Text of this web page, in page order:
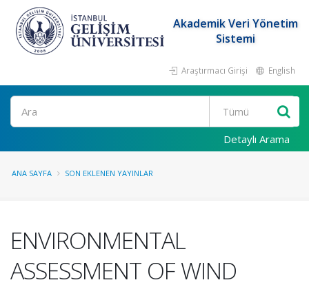
Akademik Veri Yönetim
Sistemi
Araştırmacı Girişi English
Ara
Detaylı Arama
ANA SAYFA SON EKLENEN YAYINLAR
ENVIRONMENTAL
ASSESSMENT OF WIND